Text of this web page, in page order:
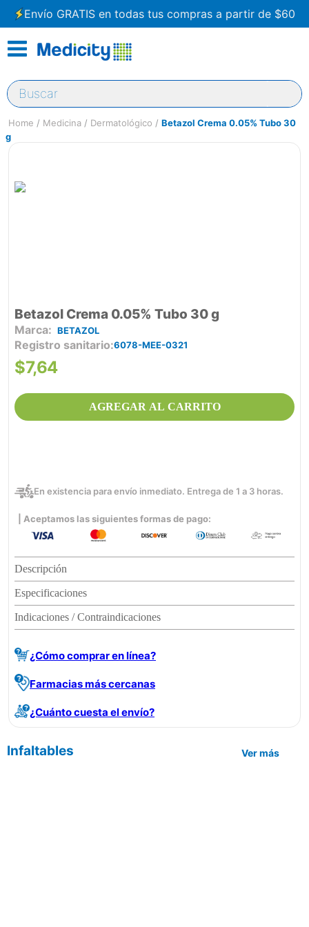
Envío GRATIS en todas tus compras a partir de $60
Buscar
Medicina Dermatológico
Betazol Crema 0.05% Tubo 30
g
Betazol Crema 0.05% Tubo 30 g
BETAZOL
Registro sanitario 6078-MEE-0321
$7,64
AGREGAR AL CARRITO
En existencia para envío inmediato. Entrega de 1 a 3 horas.
| Aceptamos las siguientes formas de pago:
Descripción
Especificaciones
Indicaciones / Contraindicaciones
¿Cómo comprar en línea?
Farmacias más cercanas
¿Cuánto cuesta el envío?
Infaltables Ver más